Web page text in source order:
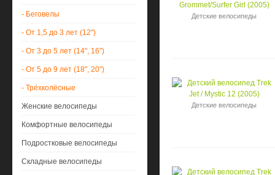
- Беговелы
- От 1,5 до 3 лет (12")
- От 3 до 5 лет (14", 16")
- От 5 до 9 лет (18", 20")
- Трёхколёсные
Женские велосипеды
Комфортные велосипеды
Подростковые велосипеды
Складные велосипеды
Детские велосипеды
Детские велосипеды